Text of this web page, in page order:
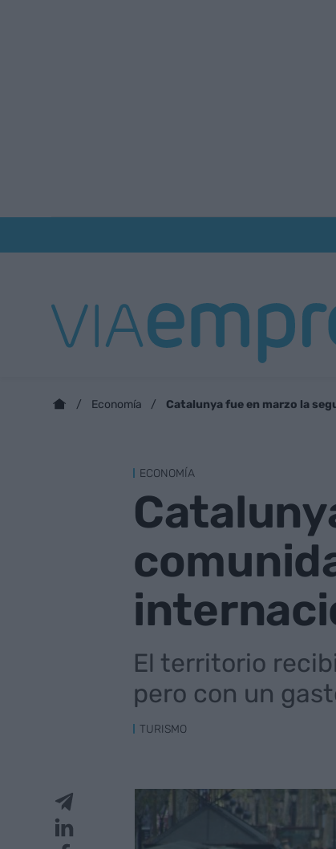
Economía Catalunya fue en marzo la
ECONOMÍA
El territorio
pero con un
TURISMO